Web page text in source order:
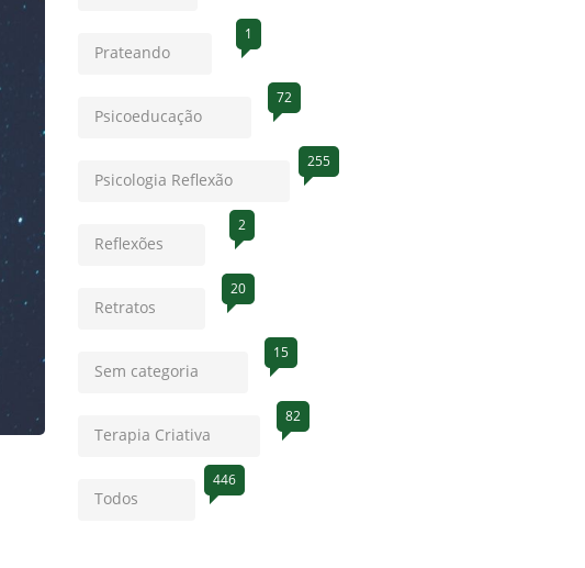
Prateando
1
Psicoeducação
72
Psicologia Reflexão
255
Reflexões
2
Retratos
20
Sem categoria
15
Terapia Criativa
82
Todos
446